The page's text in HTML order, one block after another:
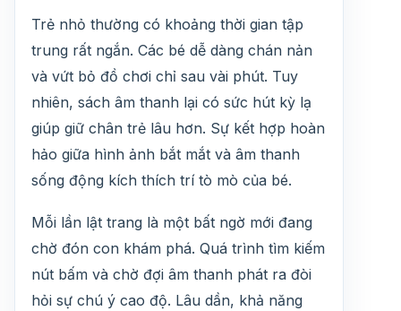
Trẻ nhỏ thường có khoảng thời gian tập
trung rất ngắn. Các bé dễ dàng chán nản
và vứt bỏ đồ chơi chỉ sau vài phút. Tuy
nhiên, sách âm thanh lại có sức hút kỳ lạ
giúp giữ chân trẻ lâu hơn. Sự kết hợp hoàn
hảo giữa hình ảnh bắt mắt và âm thanh
sống động kích thích trí tò mò của bé.
Mỗi lần lật trang là một bất ngờ mới đang
chờ đón con khám phá. Quá trình tìm kiếm
nút bấm và chờ đợi âm thanh phát ra đòi
hỏi sự chú ý cao độ. Lâu dần, khả năng